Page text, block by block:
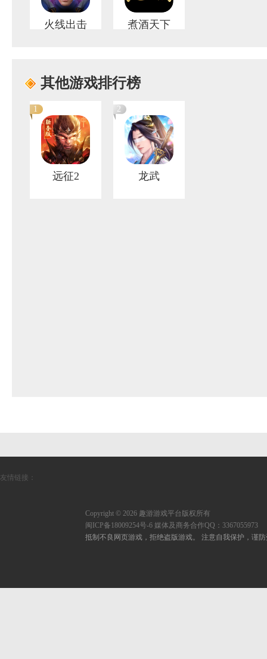
火线出击 煮酒天下
其他游戏排行榜
1
远征2
2
龙武
友情链接：
Copyright © 2026 趣游游戏平台版权所有
闽ICP备18009254号-6媒体及商务合作QQ：3367055973
抵制不良网页游戏，拒绝盗版游戏。 注意自我保护，谨